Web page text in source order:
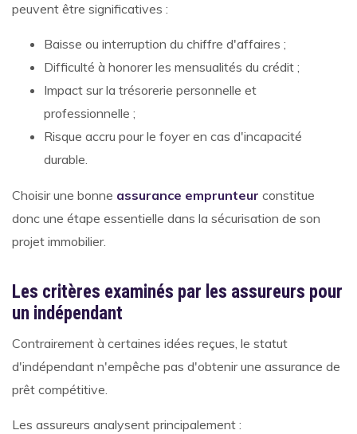
peuvent être significatives :
Baisse ou interruption du chiffre d'affaires ;
Difficulté à honorer les mensualités du crédit ;
Impact sur la trésorerie personnelle et
professionnelle ;
Risque accru pour le foyer en cas d'incapacité
durable.
Choisir une bonne assurance emprunteur constitue
donc une étape essentielle dans la sécurisation de son
projet immobilier.
Les critères examinés par les assureurs pour
un indépendant
Contrairement à certaines idées reçues, le statut
d'indépendant n'empêche pas d'obtenir une assurance de
prêt compétitive.
Les assureurs analysent principalement :